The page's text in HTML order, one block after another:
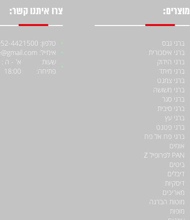
מוצרים:
ברגי גבס
ברגי איסכורית
ברגי הידוק
ברגי מיתד
ברגי צמנט
ברגי משושה
ברגי סגר
ברגי סיבית
ברגי עץ
ברגי פטנט
ברגי פח אל פח
אומים
PAN לפרופיל Z
ביטים
דיבלים
דיסקיות
מאריכים
מוטות הברגה
מופות
צרו איתנו קשר:
טלפון: 052-4421500
אימייל: moniiraqe@gmail.com
שעות
פתיחה:
18:00